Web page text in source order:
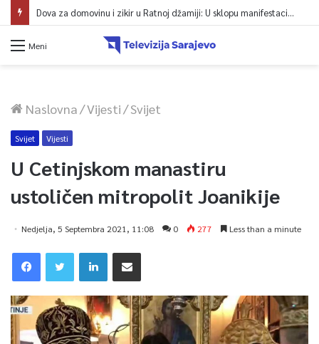
Dova za domovinu i zikir u Ratnoj džamiji: U sklopu manifestacije „Odbrana BiH – Igman 2026“ odana počast herojima
Meni
Naslovna/Vijesti/Svijet
Svijet Vijesti
U Cetinjskom manastiru
ustoličen mitropolit Joanikije
Nedjelja, 5 Septembra 2021, 11:08 0 277 Less than a minute